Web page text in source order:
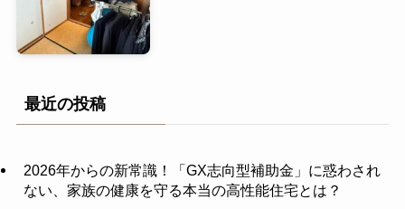
最近の投稿
2026年からの新常識！「GX志向型補助金」に惑わされ
ない、家族の健康を守る本当の高性能住宅とは？